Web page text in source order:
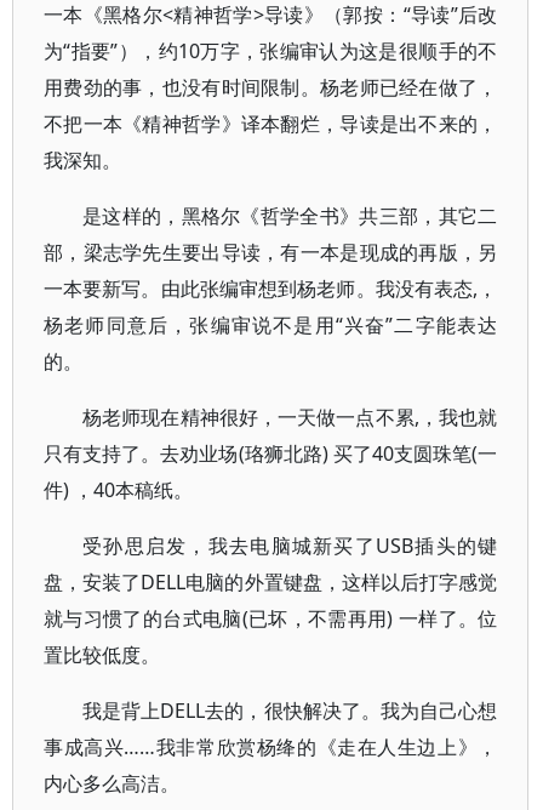
一本《黑格尔<精神哲学>导读》（郭按：“导读”后改
为“指要”），约10万字，张编审认为这是很顺手的不
用费劲的事，也没有时间限制。杨老师已经在做了，
不把一本《精神哲学》译本翻烂，导读是出不来的，
我深知。
是这样的，黑格尔《哲学全书》共三部，其它二
部，梁志学先生要出导读，有一本是现成的再版，另
一本要新写。由此张编审想到杨老师。我没有表态,，
杨老师同意后，张编审说不是用“兴奋”二字能表达
的。
杨老师现在精神很好，一天做一点不累,，我也就
只有支持了。去劝业场(珞狮北路) 买了40支圆珠笔(一
件) ，40本稿纸。
受孙思启发，我去电脑城新买了USB插头的键
盘，安装了DELL电脑的外置键盘，这样以后打字感觉
就与习惯了的台式电脑(已坏，不需再用) 一样了。位
置比较低度。
我是背上DELL去的，很快解决了。我为自己心想
事成高兴……我非常欣赏杨绛的《走在人生边上》，
内心多么高洁。